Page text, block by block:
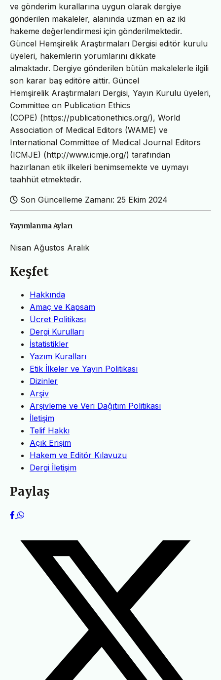
ve gönderim kurallarına uygun olarak dergiye
gönderilen makaleler, alanında uzman en az iki
hakeme değerlendirmesi için gönderilmektedir.
Güncel Hemşirelik Araştırmaları Dergisi editör kurulu
üyeleri, hakemlerin yorumlarını dikkate
almaktadır. Dergiye gönderilen bütün makalelerle ilgili
son karar baş editöre aittir. Güncel
Hemşirelik Araştırmaları Dergisi, Yayın Kurulu üyeleri,
Committee on Publication Ethics
(COPE) (https://publicationethics.org/), World
Association of Medical Editors (WAME) ve
International Committee of Medical Journal Editors
(ICMJE) (http://www.icmje.org/) tarafından
hazırlanan etik ilkeleri benimsemekte ve uymayı
taahhüt etmektedir.
Son Güncelleme Zamanı: 25 Ekim 2024
Yayımlanma Ayları
Nisan Ağustos Aralık
Keşfet
Hakkında
Amaç ve Kapsam
Ücret Politikası
Dergi Kurulları
İstatistikler
Yazım Kuralları
Etik İlkeler ve Yayın Politikası
Dizinler
Arşiv
Arşivleme ve Veri Dağıtım Politikası
İletişim
Telif Hakkı
Açık Erişim
Hakem ve Editör Kılavuzu
Dergi İletişim
Paylaş